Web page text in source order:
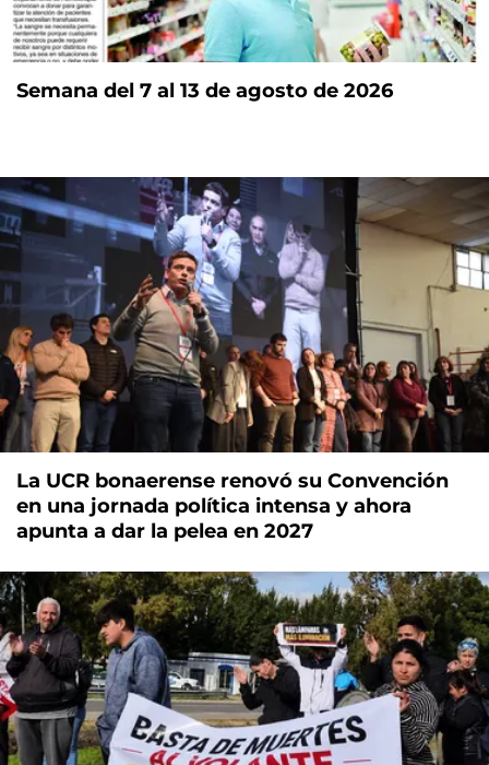
Semana del 7 al 13 de agosto de 2026
La UCR bonaerense renovó su Convención
en una jornada política intensa y ahora
apunta a dar la pelea en 2027